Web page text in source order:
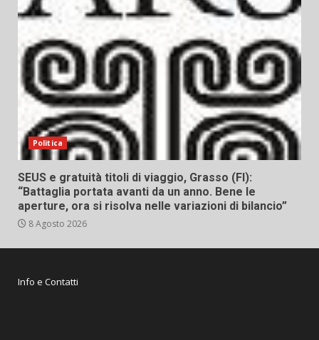
Politica
SEUS e gratuità titoli di viaggio, Grasso (FI):
“Battaglia portata avanti da un anno. Bene le
aperture, ora si risolva nelle variazioni di bilancio”
8 Agosto 2026
Info e Contatti